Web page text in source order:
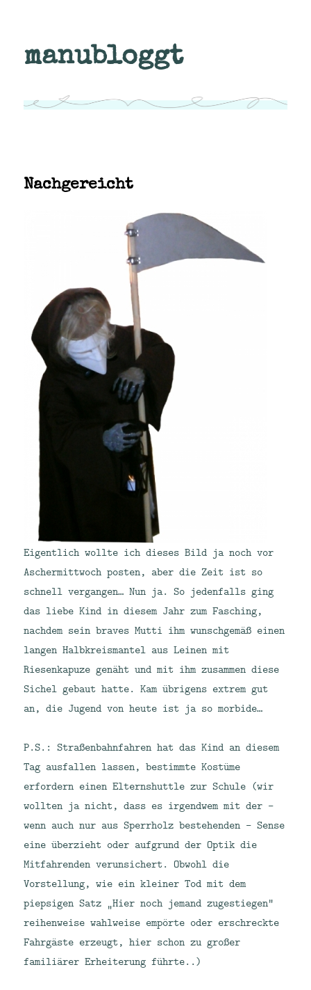
manubloggt
Nachgereicht
Eigentlich wollte ich dieses Bild ja noch vor
Aschermittwoch posten, aber die Zeit ist so
schnell vergangen… Nun ja. So jedenfalls ging
das liebe Kind in diesem Jahr zum Fasching,
nachdem sein braves Mutti ihm wunschgemäß einen
langen Halbkreismantel aus Leinen mit
Riesenkapuze genäht und mit ihm zusammen diese
Sichel gebaut hatte. Kam übrigens extrem gut
an, die Jugend von heute ist ja so morbide…
P.S.: Straßenbahnfahren hat das Kind an diesem
Tag ausfallen lassen, bestimmte Kostüme
erfordern einen Elternshuttle zur Schule (wir
wollten ja nicht, dass es irgendwem mit der –
wenn auch nur aus Sperrholz bestehenden – Sense
eine überzieht oder aufgrund der Optik die
Mitfahrenden verunsichert. Obwohl die
Vorstellung, wie ein kleiner Tod mit dem
piepsigen Satz „Hier noch jemand zugestiegen“
reihenweise wahlweise empörte oder erschreckte
Fahrgäste erzeugt, hier schon zu großer
familiärer Erheiterung führte..)